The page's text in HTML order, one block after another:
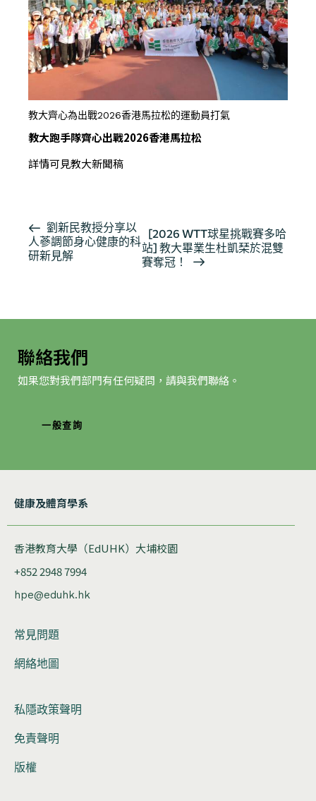
教大齊心為出戰2026香港馬拉松的運動員打氣
教大跑手隊齊心出戰2026香港馬拉松
詳情可見教大新聞稿
活
動
导
劉新民教授分享以
人蔘調節身心健康的科
研新見解
[2026 WTT球星挑戰賽多哈
站] 教大畢業生杜凱琹於混雙
賽奪冠！
聯絡我們
如果您對我們部門有任何疑問，請與我們聯絡。
一般查詢
健康及體育學系
香港教育大學（EdUHK）大埔校園
+852 2948 7994
hpe@eduhk.hk
常見問題
網絡地圖
私隱政策聲明
免責聲明
版權